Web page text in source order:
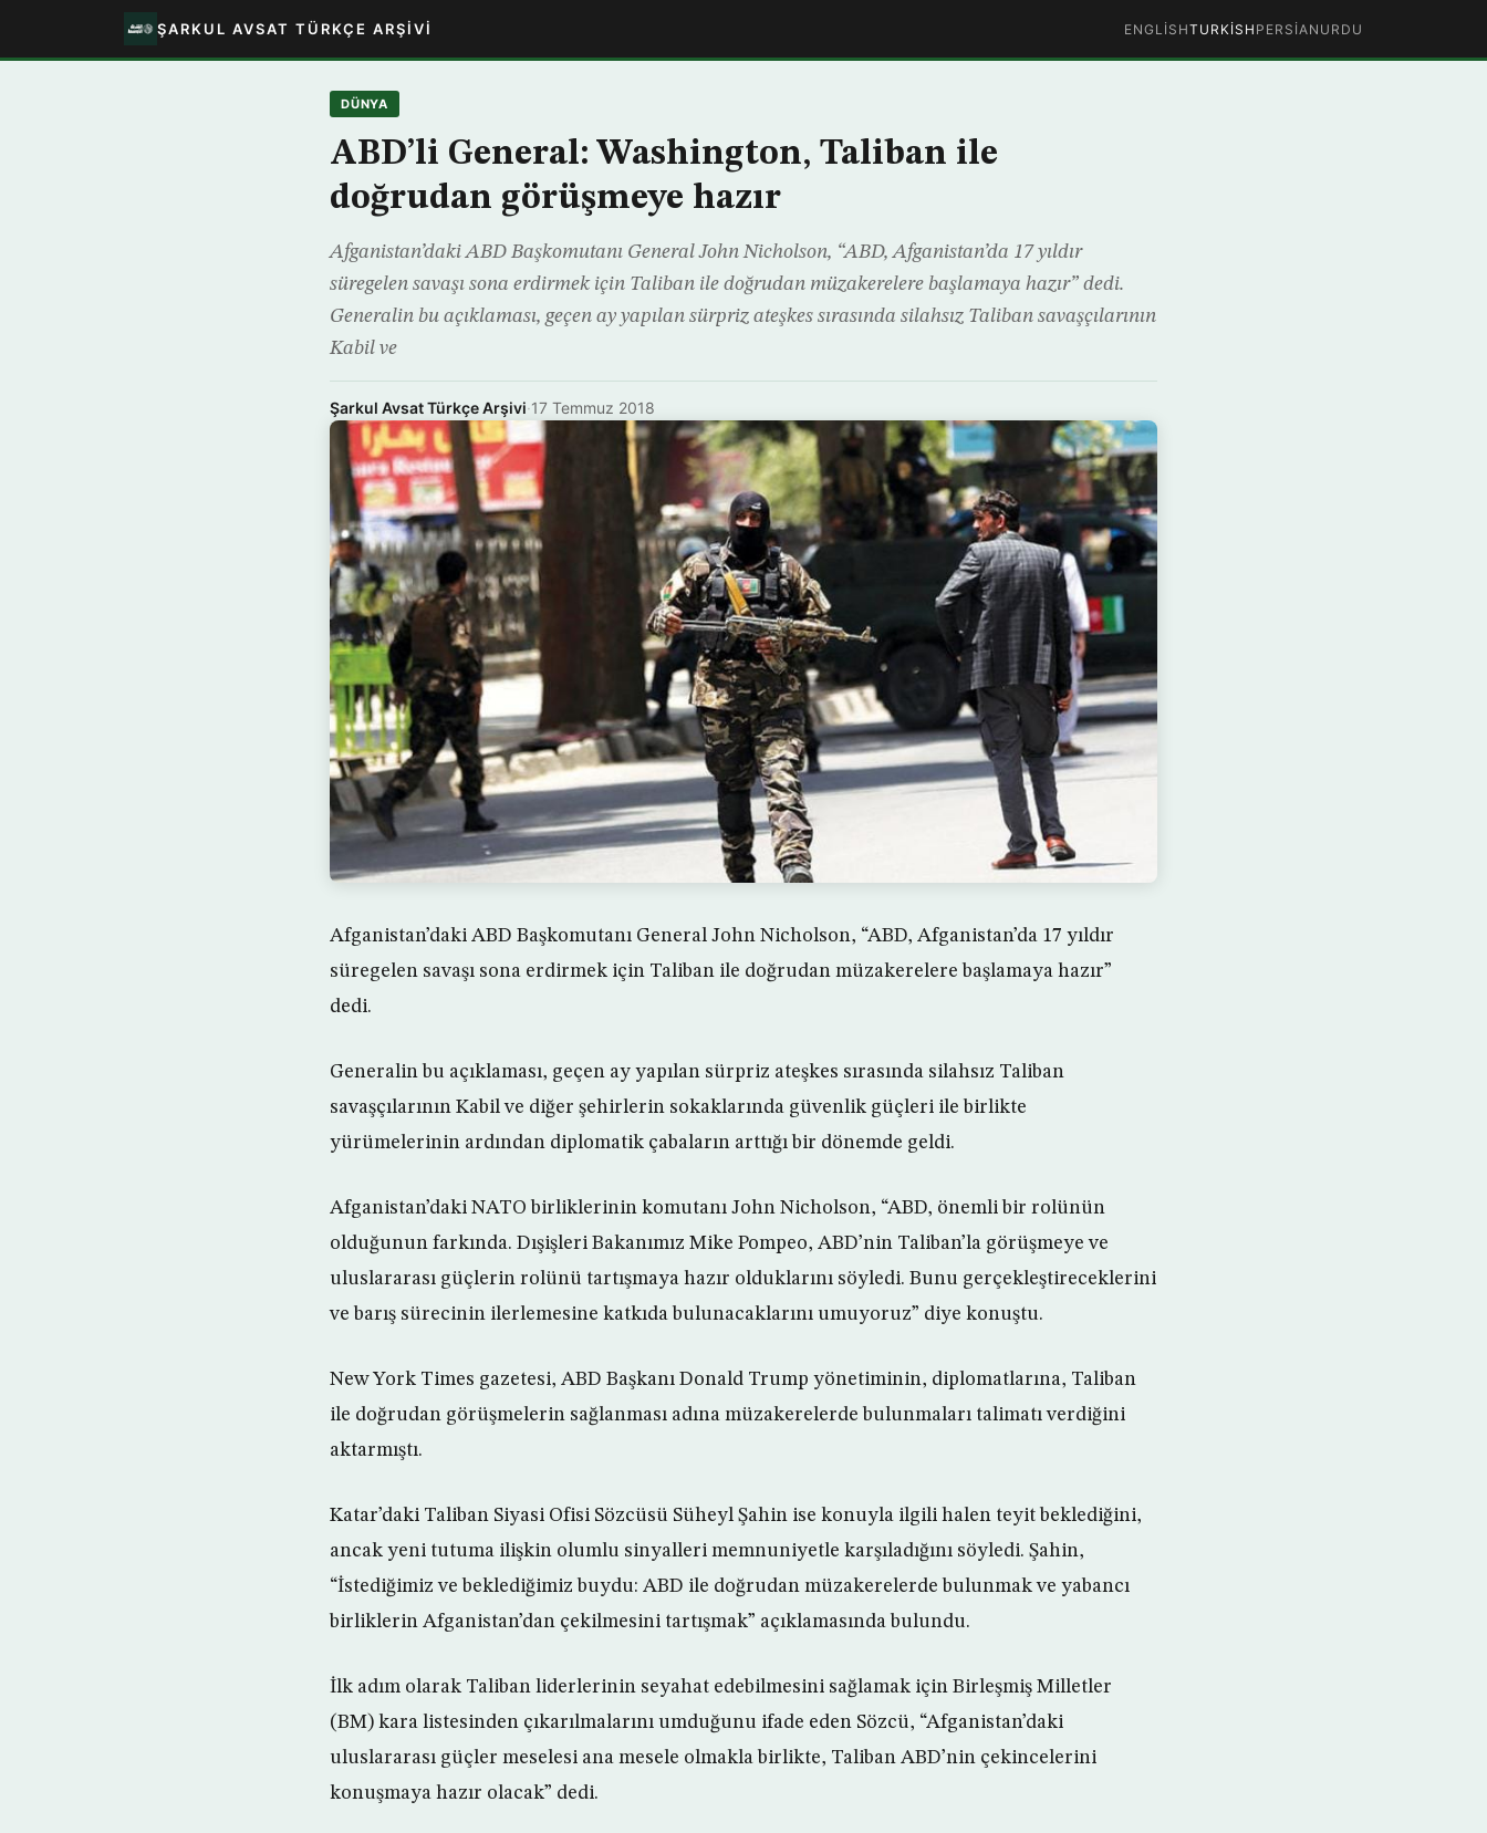
ŞARKUL AVSAT TÜRKÇE ARŞIVI ENGLISHTURKISH PERSIAN URDU
DÜNYA
ABD’li General: Washington, Taliban ile
doğrudan görüşmeye hazır
Afganistan’daki ABD Başkomutanı General John Nicholson, “ABD, Afganistan’da 17 yıldır
süregelen savaşı sona erdirmek için Taliban ile doğrudan müzakerelere başlamaya hazır” dedi.
Generalin bu açıklaması, geçen ay yapılan sürpriz ateşkes sırasında silahsız Taliban savaşçılarının
Kabil ve
Şarkul Avsat Türkçe Arşivi·17 Temmuz 2018
Afganistan’daki ABD Başkomutanı General John Nicholson, “ABD, Afganistan’da 17 yıldır
süregelen savaşı sona erdirmek için Taliban ile doğrudan müzakerelere başlamaya hazır”
dedi.
Generalin bu açıklaması, geçen ay yapılan sürpriz ateşkes sırasında silahsız Taliban
savaşçılarının Kabil ve diğer şehirlerin sokaklarında güvenlik güçleri ile birlikte
yürümelerinin ardından diplomatik çabaların arttığı bir dönemde geldi.
Afganistan’daki NATO birliklerinin komutanı John Nicholson, “ABD, önemli bir rolünün
olduğunun farkında. Dışişleri Bakanımız Mike Pompeo, ABD’nin Taliban’la görüşmeye ve
uluslararası güçlerin rolünü tartışmaya hazır olduklarını söyledi. Bunu gerçekleştireceklerini
ve barış sürecinin ilerlemesine katkıda bulunacaklarını umuyoruz” diye konuştu.
New York Times gazetesi, ABD Başkanı Donald Trump yönetiminin, diplomatlarına, Taliban
ile doğrudan görüşmelerin sağlanması adına müzakerelerde bulunmaları talimatı verdiğini
aktarmıştı.
Katar’daki Taliban Siyasi Ofisi Sözcüsü Süheyl Şahin ise konuyla ilgili halen teyit beklediğini,
ancak yeni tutuma ilişkin olumlu sinyalleri memnuniyetle karşıladığını söyledi. Şahin,
“İstediğimiz ve beklediğimiz buydu: ABD ile doğrudan müzakerelerde bulunmak ve yabancı
birliklerin Afganistan’dan çekilmesini tartışmak” açıklamasında bulundu.
İlk adım olarak Taliban liderlerinin seyahat edebilmesini sağlamak için Birleşmiş Milletler
(BM) kara listesinden çıkarılmalarını umduğunu ifade eden Sözcü, “Afganistan’daki
uluslararası güçler meselesi ana mesele olmakla birlikte, Taliban ABD’nin çekincelerini
konuşmaya hazır olacak” dedi.